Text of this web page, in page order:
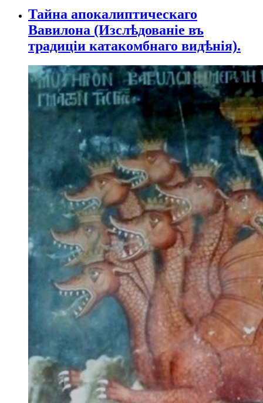
Тайна апокалиптическаго
Вавилона (Изслѣдованіе въ
традиціи катакомбнаго видѣнія).